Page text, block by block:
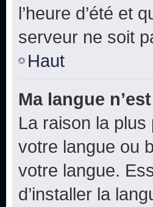
l’heure d’été et
serveur ne soit
Haut
Ma langue
La raison la plus
votre langue ou
votre langue.
d’installer la